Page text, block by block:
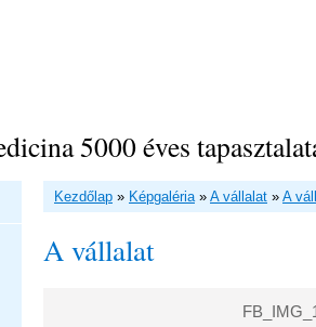
5000 éves
Kezdőlap » Képgaléria» A vállalat » A
A vállalat